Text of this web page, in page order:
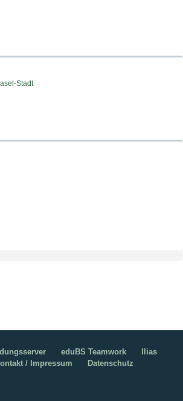
Stadt
eduBS Teamwork
Ilias
/ Impressum Datenschutz